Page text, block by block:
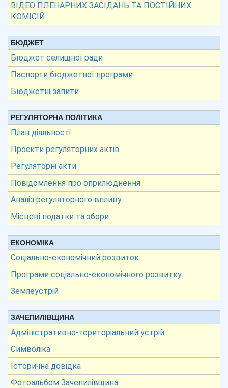
ВІДЕО ПЛЕНАРНИХ ЗАСІДАНЬ ТА ПОСТІЙНИХ
КОМІСІЙ
БЮДЖЕТ
Бюджет селищної ради
Паспорти бюджетної програми
Бюджетні запити
РЕГУЛЯТОРНА ПОЛІТИКА
План діяльності
Проєкти регуляторних актів
Регуляторні акти
Повідомлення про оприлюднення
Аналіз регуляторного впливу
Місцеві податки та збори
ЕКОНОМІКА
Соціально-економічний розвиток
Програми соціально-економічного розвитку
Землеустрій
ЗАЧЕПИЛІВЩИНА
Адміністративно-територіальний устрій
Символіка
Історична довідка
Фотоальбом Зачепилівщина